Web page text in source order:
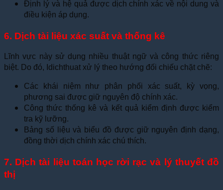
Định lý và hệ quả được dịch chính xác về nội dung và
điều kiện áp dụng.
6. Dịch tài liệu xác suất và thống kê
Lĩnh vực này sử dụng nhiều thuật ngữ và công thức riêng
biệt. Do đó, Idichthuat xử lý theo hướng đối chiếu chặt chẽ:
Các khái niệm như phân phối xác suất, kỳ vọng,
phương sai được giữ nguyên độ chính xác.
Công thức thống kê và kết quả kiểm định được kiểm
tra kỹ lưỡng.
Bảng số liệu và biểu đồ được giữ nguyên định dạng,
đồng thời dịch chính xác chú thích.
7. Dịch tài liệu toán học rời rạc và lý thuyết đồ
thị